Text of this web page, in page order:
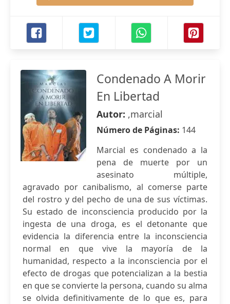
Condenado A Morir
En Libertad
Autor: ,marcial
Número de Páginas: 144
Marcial es condenado a la
pena de muerte por un
asesinato múltiple,
agravado por canibalismo, al comerse parte
del rostro y del pecho de una de sus víctimas.
Su estado de inconsciencia producido por la
ingesta de una droga, es el detonante que
evidencia la diferencia entre la inconsciencia
normal en que vive la mayoría de la
humanidad, respecto a la inconsciencia por el
efecto de drogas que potencializan a la bestia
en que se convierte la persona, cuando su alma
se olvida definitivamente de lo que es, para